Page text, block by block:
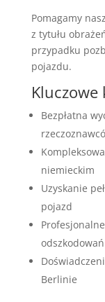
Pomagamy
z tytułu
przypadku
pojazdu.
Kluczowe
Bezpłatna
niemieckim
Uzyskanie
pojazd
odszkodowań
Berlinie